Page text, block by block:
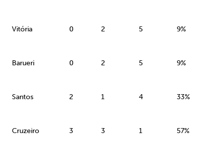
Vitória 0 2 5 9%
Barueri 0 2 5 9%
Santos 2 1 4 33%
Cruzeiro 3 3 1 57%